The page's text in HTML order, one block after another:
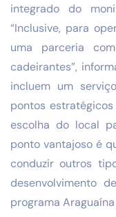
integrado do
“Inclusive, para
uma parceria
cadeirantes”,
incluem um
pontos
escolha do local
ponto vantajoso é
conduzir outros
desenvolvimento
programa